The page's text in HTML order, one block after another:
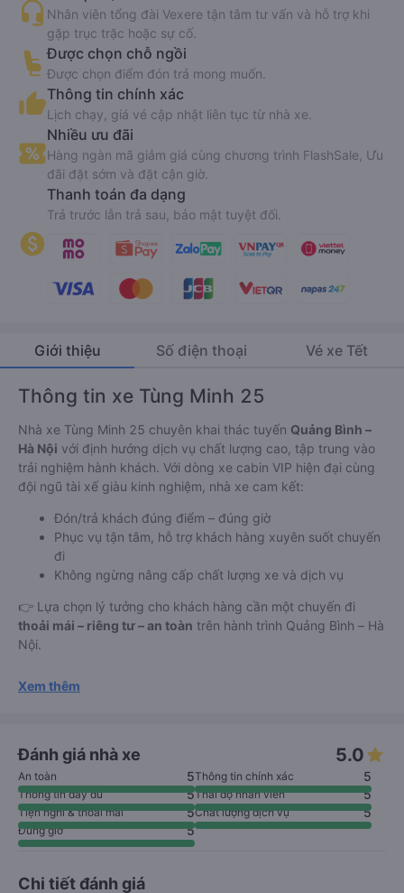
Nhân viên tổng đài Vexere tận tâm tư vấn và hỗ trợ khi
gặp trục trặc hoặc sự cố.
Được chọn chỗ ngồi
Được chọn điểm đón trả mong muốn.
Thông tin chính xác
Lịch chạy, giá vé cập nhật liên tục từ nhà xe.
Nhiều ưu đãi
Hàng ngàn mã giảm giá cùng chương trình FlashSale, Ưu
đãi đặt sớm và đặt cận giờ.
Thanh toán đa dạng
Trả trước lẫn trả sau, bảo mật tuyệt đối.
Giới thiệu Số điện thoại Vé xe Tết
Thông tin xe Tùng Minh 25
Nhà xe Tùng Minh 25 chuyên khai thác tuyến Quảng Bình –
Hà Nội với định hướng dịch vụ chất lượng cao, tập trung vào
trải nghiệm hành khách. Với dòng xe cabin VIP hiện đại cùng
đội ngũ tài xế giàu kinh nghiệm, nhà xe cam kết:
Đón/trả khách đúng điểm – đúng giờ
Phục vụ tận tâm, hỗ trợ khách hàng xuyên suốt chuyến
đi
Không ngừng nâng cấp chất lượng xe và dịch vụ
👉 Lựa chọn lý tưởng cho khách hàng cần một chuyến đi
thoải mái – riêng tư – an toàn trên hành trình Quảng Bình – Hà
Nội.
Xem thêm
Đánh giá nhà xe 5.0
An toàn 5Thông tin chính xác 5
Thông tin đầy đủ 5Thái độ nhân viên 5
Tiện nghi & thoải mái 5Chất lượng dịch vụ 5
Đúng giờ 5
Chi tiết đánh giá